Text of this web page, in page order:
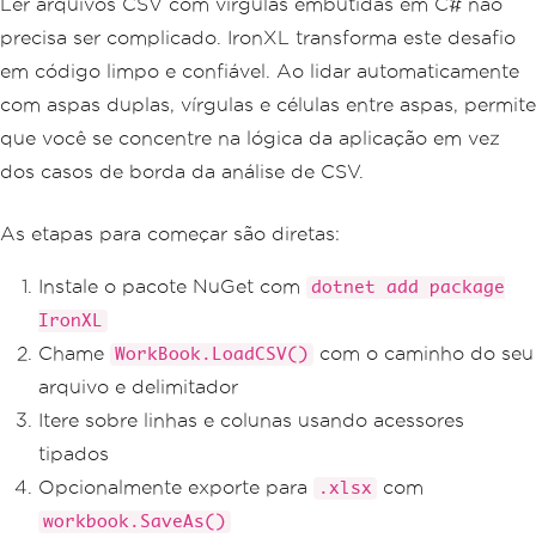
Ler arquivos CSV com vírgulas embutidas em C# não
precisa ser complicado. IronXL transforma este desafio
em código limpo e confiável. Ao lidar automaticamente
com aspas duplas, vírgulas e células entre aspas, permite
que você se concentre na lógica da aplicação em vez
dos casos de borda da análise de CSV.
As etapas para começar são diretas:
Instale o pacote NuGet com
dotnet add package
IronXL
Chame WorkBook.LoadCSV()
com o caminho do seu
arquivo e delimitador
Itere sobre linhas e colunas usando acessores
tipados
Opcionalmente exporte para
.xlsx com
workbook.SaveAs()